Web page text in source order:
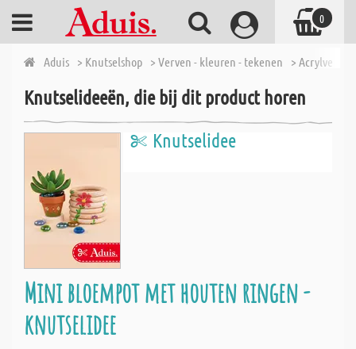
Aduis > Knutselshop > Verven - kleuren - tekenen > Acrylverf
Knutselideeën, die bij dit product horen
Knutselidee
Mini bloempot met houten ringen -
knutselidee
0